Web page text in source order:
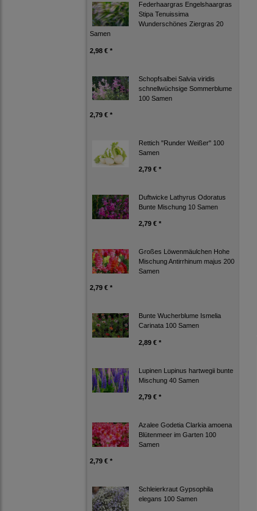
Federhaargras Engelshaargras
Stipa Tenuissima
Wunderschönes Ziergras 20
Samen
2,98 € *
Schopfsalbei Salvia viridis
schnellwüchsige Sommerblume
100 Samen
2,79 € *
Rettich "Runder Weißer" 100
Samen
2,79 € *
Duftwicke Lathyrus Odoratus
Bunte Mischung 10 Samen
2,79 € *
Großes Löwenmäulchen Hohe
Mischung Antirrhinum majus 200
Samen
2,79 € *
Bunte Wucherblume Ismelia
Carinata 100 Samen
2,89 € *
Lupinen Lupinus hartwegii bunte
Mischung 40 Samen
2,79 € *
Azalee Godetia Clarkia amoena
Blütenmeer im Garten 100
Samen
2,79 € *
Schleierkraut Gypsophila
elegans 100 Samen